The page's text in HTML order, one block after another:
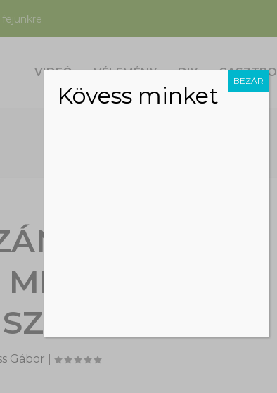
fejünkre
VIDEÓ VÉLEMÉNY DIY GASZTRO
FONTOS
LEGYEN A
Gábor
Kövess minket
BEZÁR